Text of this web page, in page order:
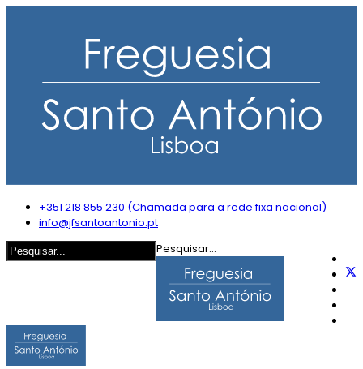
+351 218 855 230 (Chamada para a rede fixa nacional)
info@jfsantoantonio.pt
Pesquisar...